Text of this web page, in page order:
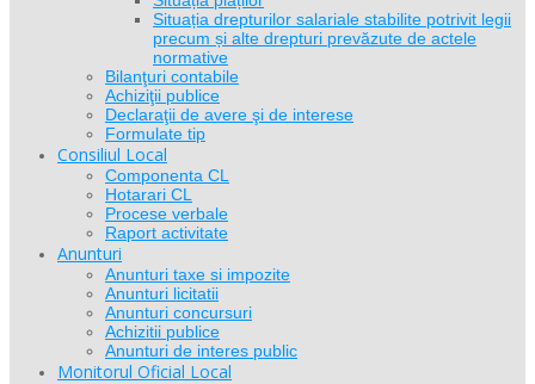
Situația drepturilor salariale stabilite potrivit legii
precum și alte drepturi prevăzute de actele
normative
Bilanţuri contabile
Achiziţii publice
Declaraţii de avere şi de interese
Formulate tip
Consiliul Local
Componenta CL
Hotarari CL
Procese verbale
Raport activitate
Anunturi
Anunturi taxe si impozite
Anunturi licitatii
Anunturi concursuri
Achizitii publice
Anunturi de interes public
Monitorul Oficial Local